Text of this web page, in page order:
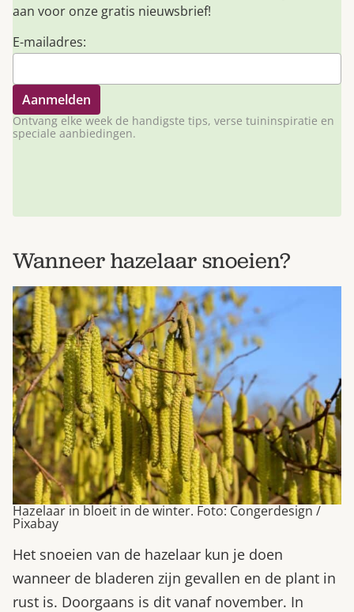
aan voor onze gratis nieuwsbrief!
E-mailadres:
Ontvang elke week de handigste tips, verse tuininspiratie en
speciale aanbiedingen.
Wanneer hazelaar snoeien?
Hazelaar in bloeit in de winter. Foto: Congerdesign /
Pixabay
Het snoeien van de hazelaar kun je doen
wanneer de bladeren zijn gevallen en de plant in
rust is. Doorgaans is dit vanaf november. In